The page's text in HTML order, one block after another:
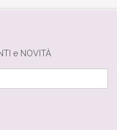
e NOVITÀ